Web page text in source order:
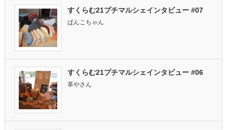
すくらむ21プチマルシェインタビュー #07
ぱんこちゃん
すくらむ21プチマルシェインタビュー #06
革やさん